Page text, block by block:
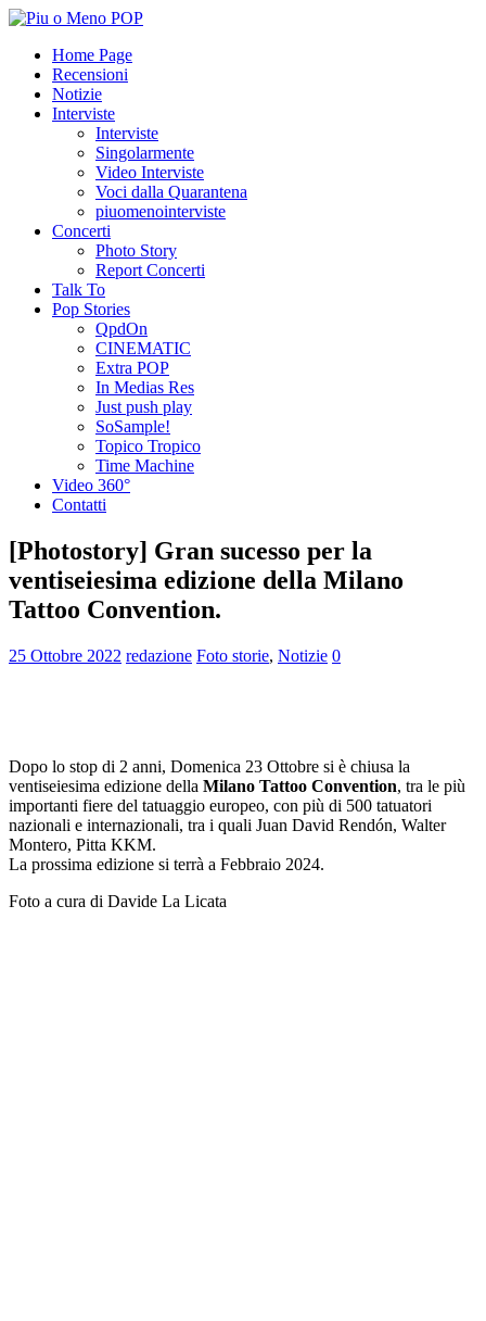
Home Page
Recensioni
Notizie
Interviste
Interviste
Singolarmente
Video Interviste
Voci dalla Quarantena
piuomenointerviste
Concerti
Photo Story
Report Concerti
Talk To
Pop Stories
QpdOn
CINEMATIC
Extra POP
In Medias Res
Just push play
SoSample!
Topico Tropico
Time Machine
Video 360°
Contatti
[Photostory] Gran sucesso per la
ventiseiesima edizione della Milano
Tattoo Convention.
25 Ottobre 2022 redazione Foto storie, Notizie 0
Dopo lo stop di 2 anni, Domenica 23 Ottobre si è chiusa la
ventiseiesima edizione della Milano Tattoo Convention, tra le più
importanti fiere del tatuaggio europeo, con più di 500 tatuatori
nazionali e internazionali, tra i quali Juan David Rendón, Walter
Montero, Pitta KKM.
La prossima edizione si terrà a Febbraio 2024.
Foto a cura di Davide La Licata